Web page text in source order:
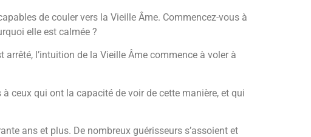
de couler vers la Vieille Âme. Commencez-vous à
elle est calmée ?
arrêté, l’intuition de la Vieille Âme commence à voler à
ceux qui ont la capacité de voir de cette manière, et qui
ans et plus. De nombreux guérisseurs s’assoient et